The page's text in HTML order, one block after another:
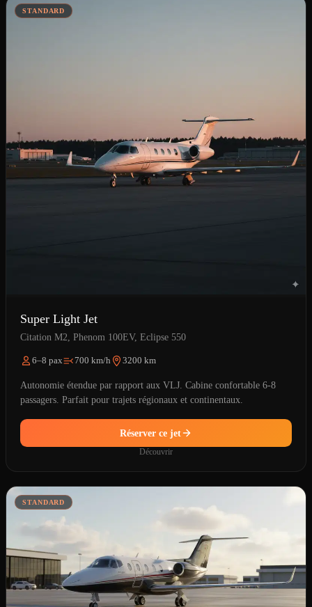
STANDARD
Super Light Jet
Citation M2, Phenom 100EV, Eclipse 550
6–8 pax 700 km/h 3200 km
Autonomie étendue par rapport aux VLJ. Cabine confortable 6-8
passagers. Parfait pour trajets régionaux et continentaux.
Réserver ce jet
Découvrir
STANDARD